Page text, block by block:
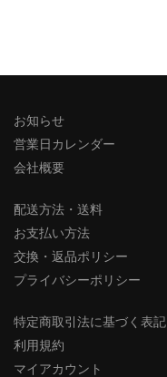
お知らせ
営業日カレンダー
会社概要
配送方法・送料
お支払い方法
交換・返品ポリシー
プライバシーポリシー
特定商取引法に基づく表記
利用規約
マイアカウント